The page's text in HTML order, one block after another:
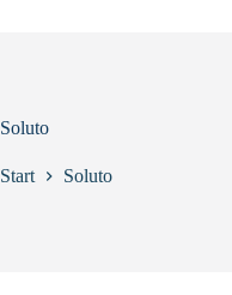
Soluto
Start Soluto